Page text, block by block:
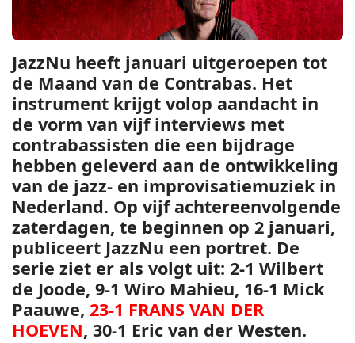
JazzNu heeft januari uitgeroepen tot
de Maand van de Contrabas. Het
instrument krijgt volop aandacht in
de vorm van vijf interviews met
contrabassisten die een bijdrage
hebben geleverd aan de ontwikkeling
van de jazz- en improvisatiemuziek in
Nederland. Op vijf achtereenvolgende
zaterdagen, te beginnen op 2 januari,
publiceert JazzNu een portret. De
serie ziet er als volgt uit: 2-1 Wilbert
de Joode, 9-1 Wiro Mahieu, 16-1 Mick
Paauwe, 23-1 FRANS VAN DER
HOEVEN, 30-1 Eric van der Westen.